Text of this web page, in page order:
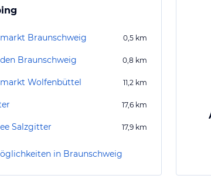
Braunschweig 0,5 km
Braunschweig 0,8 km
Wolfenbüttel 11,2 km
17,6 km
Salzgitter 17,9 km
in Braunschweig